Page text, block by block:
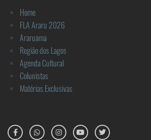
Home
FLA Araru 2026
Araruama
Região dos Lagos
Agenda Cultural
Colunistas
Matérias Exclusivas